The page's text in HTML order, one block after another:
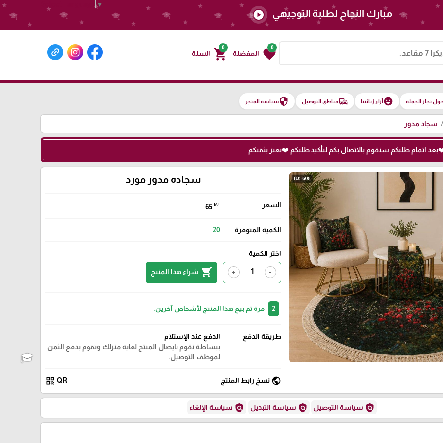
Select Language▼
0
favorite المفضلة
0
shopping_cart السلة
مبارك النجاح لطلبة التوجيهي play_circle
تجار الجملة emoji_emotionsآراء زبائننا commuteمناطق التوصيل securityسياسة المتجر
سجاد مدور
سجادة مدور مورد
السعر 65 ₪
الكمية المتوفرة 20
اختر الكمية
-
+
shopping_cart شراء هذا المنتج
2 مرة تم بيع هذا المنتج لأشخاص آخرين.
طريقة الدفع
الدفع عند الإستلام
ببساطة نقوم بايصال المنتج لغاية منزلك وتقوم بدفع الثمن
لموظف التوصيل.
public نسخ رابط المنتج QR
qr_code
policy سياسة التوصيل policy سياسة التبديل policy سياسة الإلغاء